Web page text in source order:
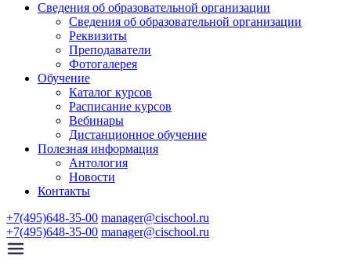
Сведения об образовательной организации
Сведения об образовательной организации
Реквизиты
Преподаватели
Фотогалерея
Обучение
Каталог курсов
Расписание курсов
Вебинары
Дистанционное обучение
Полезная информация
Антология
Новости
Контакты
+7(495)648-35-00 manager@cischool.ru
+7(495)648-35-00 manager@cischool.ru